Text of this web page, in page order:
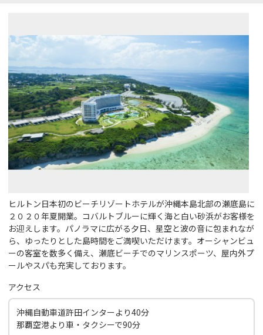
ヒルトン日本初のビーチリゾートホテルが沖縄本島北部の瀬底島に
２０２０年夏開業。コバルトブルーに輝く海と白い砂浜がお客様を
お迎えします。パノラマに広がる夕日、星空と波の音に包まれなが
ら、ゆったりとした島時間をご満喫いただけます。オーシャンビュ
ーの客室を数多く備え、瀬底ビーチでのマリンスポーツ、屋内外プ
ールやスパも充実しております。
アクセス
沖縄自動車道許田インターより40分
那覇空港より車・タクシーで90分